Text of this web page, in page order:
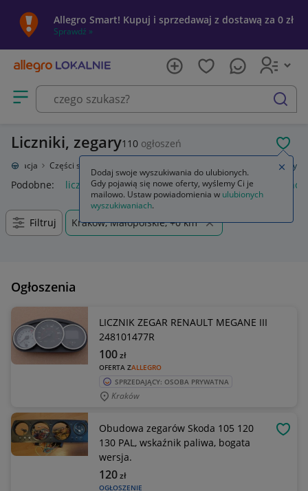
Allegro Smart! Kupuj i sprzedawaj z dostawą za 0 zł
Sprawdź »
Otwórz menu z kategoriami
szukaj
Liczniki, zegary110 ogłoszeń
Części samochodowe Liczniki, zegary
Podobne: liczniki zegary licznik zegary bmw f30 honda
Filtruj Kraków, Małopolskie, +0 km
Ogłoszenia
LICZNIK ZEGAR RENAULT MEGANE III
248101477R
OFERTA ZALLEGRO
100zł
SPRZEDAJĄCY: OSOBA PRYWATNA
Kraków
Obudowa zegarów Skoda 105 120
130 PAL, wskaźnik paliwa, bogata
wersja.
OGŁOSZENIE
120zł
Dodaj swoje wyszukiwania do ulubionych.
Gdy pojawią się nowe oferty, wyślemy Ci je
mailowo. Ustaw powiadomienia w ulubionych
wyszukiwaniach.